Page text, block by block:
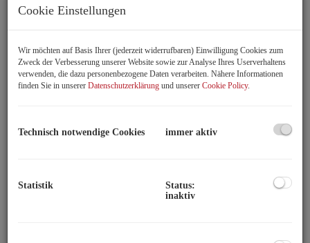
Hausansicht Gartengasse/Sackgasse
Die Adresse: Gartengasse 14-16/Sackgasse 8, 2500 Baden
poliert zu werden, um wieder das stolze Badener Landhaus zu
Cookie Einstellungen
Wir möchten auf Basis Ihrer (jederzeit widerrufbaren) Einwilligung Cookies zum
Zweck der Verbesserung unserer Website sowie zur Analyse Ihres Userverhaltens
verwenden, die dazu personenbezogene Daten verarbeiten. Nähere Informationen
finden Sie in unserer Datenschutzerklärung und unserer Cookie Policy.
Technisch notwendige Cookies immer aktiv
Statistik
Status:
inaktiv